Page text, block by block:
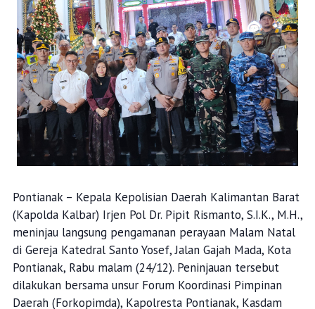
Pontianak – Kepala Kepolisian Daerah Kalimantan Barat
(Kapolda Kalbar) Irjen Pol Dr. Pipit Rismanto, S.I.K., M.H.,
meninjau langsung pengamanan perayaan Malam Natal
di Gereja Katedral Santo Yosef, Jalan Gajah Mada, Kota
Pontianak, Rabu malam (24/12). Peninjauan tersebut
dilakukan bersama unsur Forum Koordinasi Pimpinan
Daerah (Forkopimda), Kapolresta Pontianak, Kasdam